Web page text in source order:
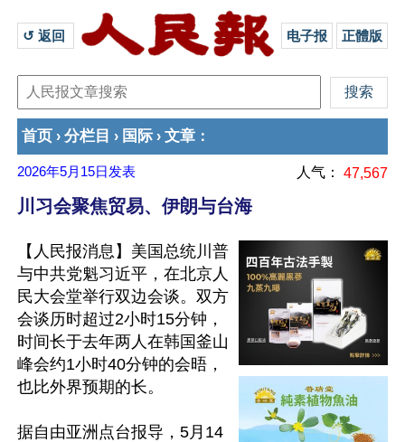
↺ 返回 电子报 正體版
首页 › 分栏目 › 国际 › 文章 ：
2026年5月15日 发表 人气： 47,567
川习会聚焦贸易、伊朗与台海
【人民报消息】美国总统川普
与中共党魁习近平，在北京人
民大会堂举行双边会谈。双方
会谈历时超过2小时15分钟，
时间长于去年两人在韩国釜山
峰会约1小时40分钟的会晤，
也比外界预期的长。
据自由亚洲点台报导，5月14